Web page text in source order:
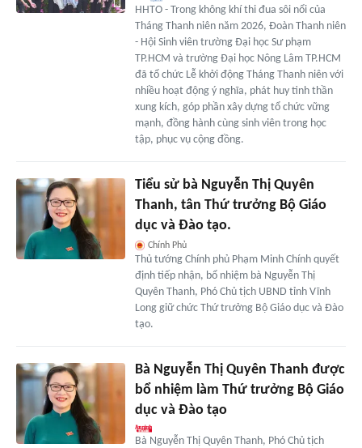
HHTO - Trong không khí thi đua sôi nổi của
Tháng Thanh niên năm 2026, Đoàn Thanh niên
- Hội Sinh viên trường Đại học Sư phạm
TP.HCM và trường Đại học Nông Lâm TP.HCM
đã tổ chức Lễ khởi động Tháng Thanh niên với
nhiều hoạt động ý nghĩa, phát huy tinh thần
xung kích, góp phần xây dựng tổ chức vững
mạnh, đồng hành cùng sinh viên trong học
tập, phục vụ cộng đồng.
Tiểu sử bà Nguyễn Thị Quyên
Thanh, tân Thứ trưởng Bộ Giáo
dục và Đào tạo.
Chính Phủ
Thủ tướng Chính phủ Phạm Minh Chính quyết
định tiếp nhận, bổ nhiệm bà Nguyễn Thị
Quyên Thanh, Phó Chủ tịch UBND tỉnh Vĩnh
Long giữ chức Thứ trưởng Bộ Giáo dục và Đào
tạo.
Bà Nguyễn Thị Quyên Thanh được
bổ nhiệm làm Thứ trưởng Bộ Giáo
dục và Đào tạo
Bà Nguyễn Thị Quyên Thanh, Phó Chủ tịch